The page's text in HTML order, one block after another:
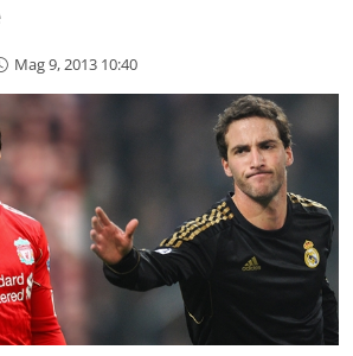
Mag 9, 2013 10:40